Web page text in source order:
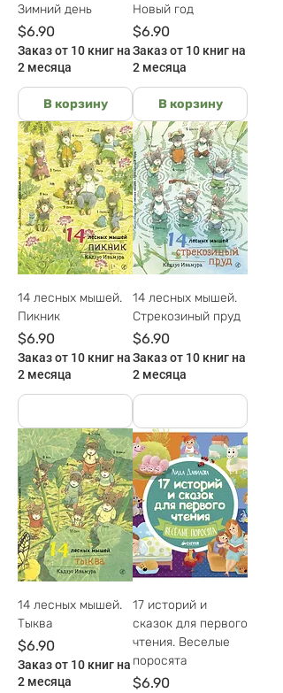
Зимний день
Цена
$6.90
Заказ от 10 книг на
2 месяца
В корзину
Новый год
Цена
$6.90
Заказ от 10 книг на
2 месяца
В корзину
14 лесных мышей.
Пикник
Цена
$6.90
Заказ от 10 книг на
2 месяца
14 лесных мышей.
Стрекозиный пруд
Цена
$6.90
Заказ от 10 книг на
2 месяца
14 лесных мышей.
Тыква
Цена
$6.90
Заказ от 10 книг на
2 месяца
17 историй и
сказок для первого
чтения. Веселые
поросята
Цена
$6.90